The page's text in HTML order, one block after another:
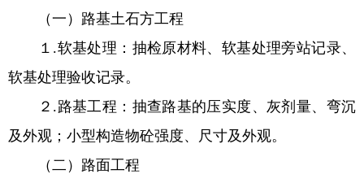
（一）路基土石方工程
１.软基处理：抽检原材料、软基处理旁站记录、
软基处理验收记录。
２.路基工程：抽查路基的压实度、灰剂量、弯沉
及外观；小型构造物砼强度、尺寸及外观。
（二）路面工程